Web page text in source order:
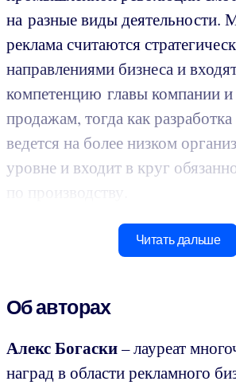
на разные виды деятельности.
реклама считаются
направлениями бизнеса и
компетенцию главы компании и
продажам, тогда как
ведется на более низком
уровне и входит в круг
Читать дальше
Об авторах
Алекс Богаски– лауреат
наград в области рекламного